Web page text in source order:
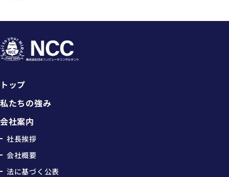
トップ
私たちの強み
会社案内
社長挨拶
会社概要
法に基づく公表